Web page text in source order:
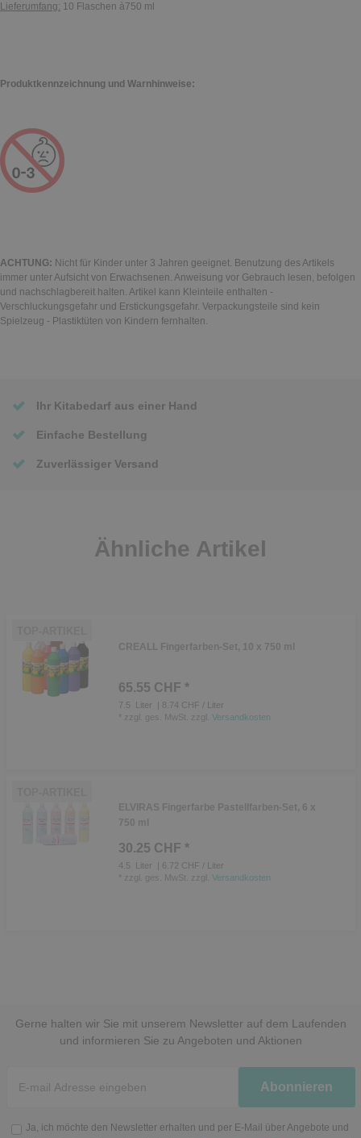
Lieferumfang: 10 Flaschen à750 ml
Produktkennzeichnung und Warnhinweise:
ACHTUNG: Nicht für Kinder unter 3 Jahren geeignet. Benutzung des Artikels
immer unter Aufsicht von Erwachsenen. Anweisung vor Gebrauch lesen, befolgen
und nachschlagbereit halten. Artikel kann Kleinteile enthalten -
Verschluckungsgefahr und Erstickungsgefahr. Verpackungsteile sind kein
Spielzeug - Plastiktüten von Kindern fernhalten.
Ihr Kitabedarf aus einer Hand
Einfache Bestellung
Zuverlässiger Versand
Ähnliche Artikel
CREALL Fingerfarben-Set, 10 x 750 ml
65.55 CHF *
7.5 Liter
| 8.74 CHF / Liter
zzgl. ges. MwSt. zzgl. Versandkosten
ELVIRAS Fingerfarbe Pastellfarben-Set, 6 x
750 ml
30.25 CHF *
4.5 Liter
| 6.72 CHF / Liter
zzgl. ges. MwSt. zzgl. Versandkosten
Gerne halten wir Sie mit unserem Newsletter auf dem Laufenden
und informieren Sie zu Angeboten und Aktionen
Honig
Abonnieren
Ja, ich möchte den Newsletter erhalten und per E-Mail über Angebote und